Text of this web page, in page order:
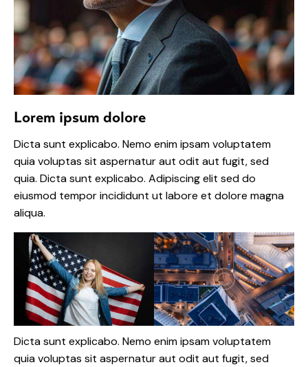
Lorem ipsum dolore
Dicta sunt explicabo. Nemo enim ipsam voluptatem
quia voluptas sit aspernatur aut odit aut fugit, sed
quia. Dicta sunt explicabo. Adipiscing elit sed do
eiusmod tempor incididunt ut labore et dolore magna
aliqua.
Dicta sunt explicabo. Nemo enim ipsam voluptatem
quia voluptas sit aspernatur aut odit aut fugit, sed